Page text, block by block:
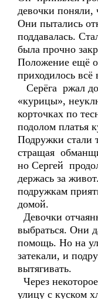
девочки
Они пытались
поддавалась.
была прочно
Положение ещё
приходилось всё
Серёга ржал
«курицы»,
корточках по
подолом платья
Подружки стали
стращая
но Сергей
держась за
подружкам
домой.
Девочки
выбраться. Они
помощь. Но на
затекали, и
вытягивать.
Через
улицу с куском